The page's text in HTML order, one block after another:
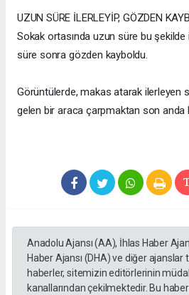
UZUN SÜRE İLERLEYİP, GÖZDEN
Sokak ortasında uzun süre bu
süre sonra gözden kayboldu.
Görüntülerde, makas atarak ilerleyen
gelen bir araca çarpmaktan son anda
Anadolu Ajansı (AA), İhlas Haber
Haber Ajansı (DHA) ve diğer
haberler, sitemizin editörlerinin
kanallarından çekilmektedir. Bu